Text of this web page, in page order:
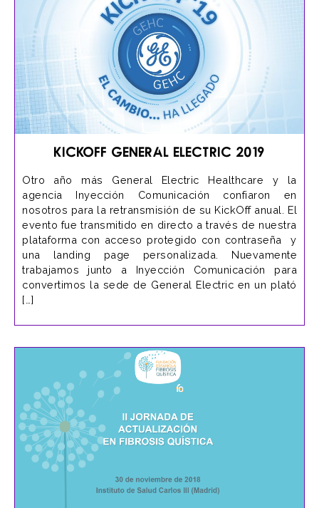
KickOff General Electric 2019
Otro año más General Electric Healthcare y la
agencia Inyección Comunicación confiaron en
nosotros para la retransmisión de su KickOff anual. El
evento fue transmitido en directo a través de nuestra
plataforma con acceso protegido con contraseña y
una landing page personalizada. Nuevamente
trabajamos junto a Inyección Comunicación para
convertimos la sede de General Electric en un plató
[…]